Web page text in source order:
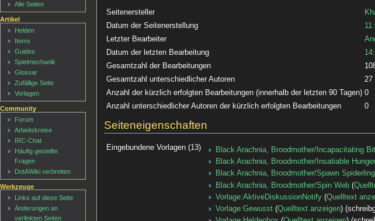
Seitenersteller
Datum der Seitenerstellung
Letzter Bearbeiter
Datum der letzten Bearbeitung
Gesamtzahl der Bearbeitungen
Gesamtzahl unterschiedlicher Autoren
27
Anzahl der kürzlich erfolgten Bearbeitungen (innerhalb der letzten 90 Tagen) 0
Anzahl unterschiedlicher Autoren der kürzlich erfolgten Bearbeitungen
0
Seiteneigenschaften
Eingebundene Vorlagen (13) Black Arachnia, Broodmother/Incapacitating
Black Arachnia, Broodmother/Insatiable Hunger
Black Arachnia, Broodmother/Spawn
Black Arachnia, Broodmother/Spin Web(
Vorlage:AktiveDiskussionNotify(Quelltext
Vorlage:Gewusst(Quelltext anzeigen)
Alle Seiten
Artikel
Helden
Items
Guides
Spielmechanik
Glossar
Zufällige Seite
Vorlagen
Community
Forum
Arbeitskreise
IRC-Chat
Häufig gestellte
Fragen
DotAWiki verbreiten
Werkzeuge
Links auf diese Seite
Änderungen an
verlinkten Seiten